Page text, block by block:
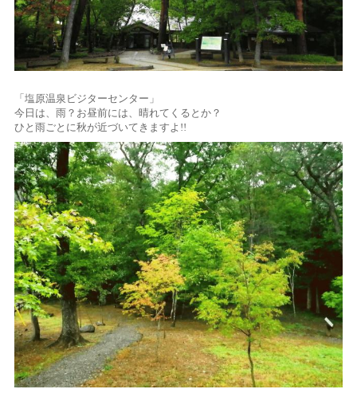
「塩原温泉ビジターセンター」
今日は、雨？お昼前には、晴れてくるとか？
ひと雨ごとに秋が近づいてきますよ!!